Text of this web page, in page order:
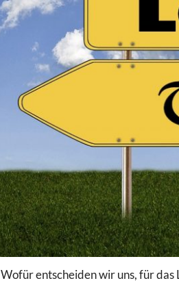
Wofür entscheiden wir uns, für das